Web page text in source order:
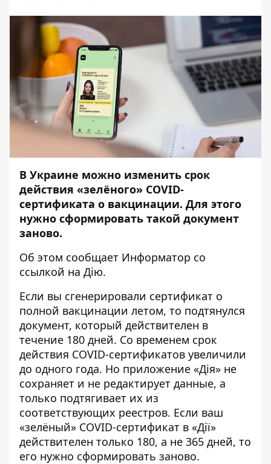
В Украине можно изменить срок
действия «зелёного» COVID-
сертификата о вакцинации. Для этого
нужно сформировать такой документ
заново.
Об этом сообщает Информатор со
ссылкой на Дію.
Если вы сгенерировали сертификат о
полной вакцинации летом, то подтянулся
документ, который действителен в
течение 180 дней. Со временем срок
действия СOVID-сертификатов увеличили
до одного года. Но приложение «Дія» не
сохраняет и не редактирует данные, а
только подтягивает их из
соответствующих реестров. Если ваш
«зелёный» COVID-сертификат в «Дії»
действителен только 180, а не 365 дней, то
его нужно сформировать заново.